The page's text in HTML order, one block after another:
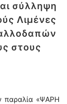
σύλληψη
Λιμένες
στους
παραλία «ΨΑΡΗ